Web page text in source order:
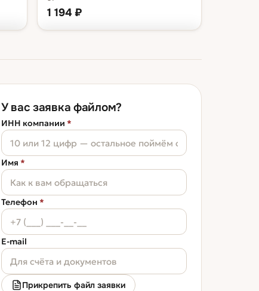
1 194 ₽
канистра 1 л 1 194 ₽
канистра 4 л 4 600 ₽
ведро 20 л
У вас заявка файлом?
ИНН компании *
Имя *
Телефон *
E-mail
Прикрепить файл заявки